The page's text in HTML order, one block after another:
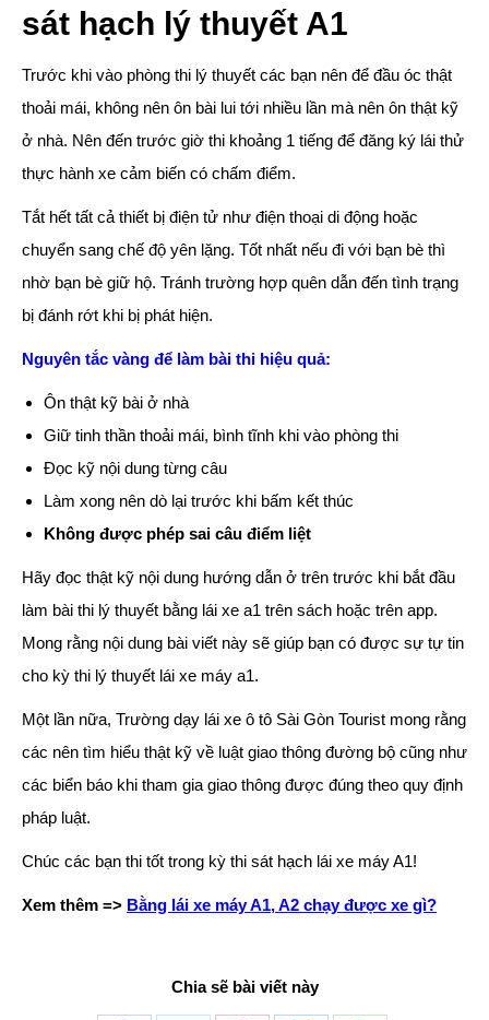
sát hạch lý thuyết A1
Trước khi vào phòng thi lý thuyết các bạn nên để đầu óc thật
thoải mái, không nên ôn bài lui tới nhiều lần mà nên ôn thật kỹ
ở nhà. Nên đến trước giờ thi khoảng 1 tiếng để đăng ký lái thử
thực hành xe cảm biến có chấm điểm.
Tắt hết tất cả thiết bị điện tử như điện thoại di động hoặc
chuyển sang chế độ yên lặng. Tốt nhất nếu đi với bạn bè thì
nhờ bạn bè giữ hộ. Tránh trường hợp quên dẫn đến tình trạng
bị đánh rớt khi bị phát hiện.
Nguyên tắc vàng để làm bài thi hiệu quả:
Ôn thật kỹ bài ở nhà
Giữ tinh thần thoải mái, bình tĩnh khi vào phòng thi
Đọc kỹ nội dung từng câu
Làm xong nên dò lại trước khi bấm kết thúc
Không được phép sai câu điểm liệt
Hãy đọc thật kỹ nội dung hướng dẫn ở trên trước khi bắt đầu
làm bài thi lý thuyết bằng lái xe a1 trên sách hoặc trên app.
Mong rằng nội dung bài viết này sẽ giúp bạn có được sự tự tin
cho kỳ thi lý thuyết lái xe máy a1.
Một lần nữa, Trường dạy lái xe ô tô Sài Gòn Tourist mong rằng
các nên tìm hiểu thật kỹ về luật giao thông đường bộ cũng như
các biển báo khi tham gia giao thông được đúng theo quy định
pháp luật.
Chúc các bạn thi tốt trong kỳ thi sát hạch lái xe máy A1!
Xem thêm => Bằng lái xe máy A1, A2 chạy được xe gì?
Chia sẽ bài viết này